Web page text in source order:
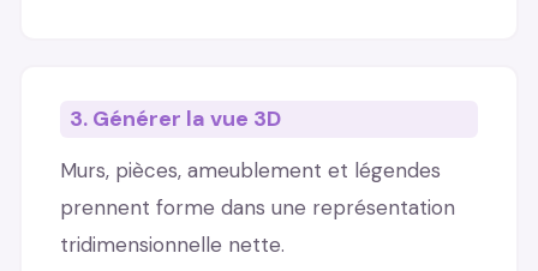
3. Générer la vue 3D
Murs, pièces, ameublement et légendes
prennent forme dans une représentation
tridimensionnelle nette.